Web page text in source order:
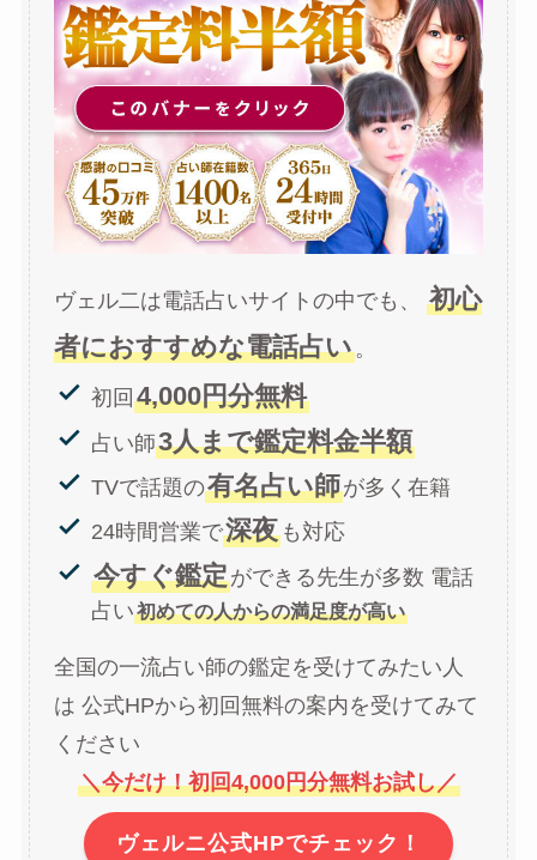
ヴェル二は電話占いサイトの中でも、 初心
者におすすめな電話占い。
初回4,000円分無料
占い師3人まで鑑定料金半額
TVで話題の有名占い師が多く在籍
24時間営業で深夜 も対応
今すぐ鑑定ができる先生が多数 電話
占い初めての人からの満足度が高い
全国の一流占い師の鑑定を受けてみたい人
は 公式HPから初回無料の案内を受けてみて
ください
＼今だけ！初回4,000円分無料お試し／
ヴェルニ公式HPでチェック！